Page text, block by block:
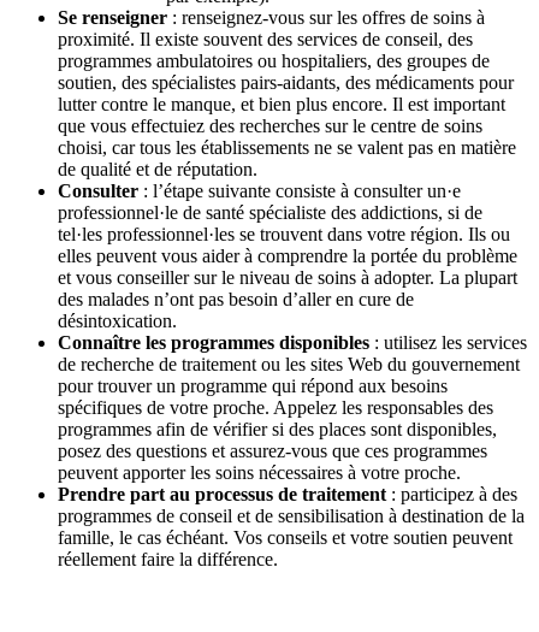
Se renseigner : renseignez-vous sur les offres de soins à
proximité. Il existe souvent des services de conseil, des
programmes ambulatoires ou hospitaliers, des groupes de
soutien, des spécialistes pairs-aidants, des médicaments pour
lutter contre le manque, et bien plus encore. Il est important
que vous effectuiez des recherches sur le centre de soins
choisi, car tous les établissements ne se valent pas en matière
de qualité et de réputation.
Consulter : l’étape suivante consiste à consulter un·e
professionnel·le de santé spécialiste des addictions, si de
tel·les professionnel·les se trouvent dans votre région. Ils ou
elles peuvent vous aider à comprendre la portée du problème
et vous conseiller sur le niveau de soins à adopter. La plupart
des malades n’ont pas besoin d’aller en cure de
désintoxication.
Connaître les programmes disponibles : utilisez les services
de recherche de traitement ou les sites Web du gouvernement
pour trouver un programme qui répond aux besoins
spécifiques de votre proche. Appelez les responsables des
programmes afin de vérifier si des places sont disponibles,
posez des questions et assurez-vous que ces programmes
peuvent apporter les soins nécessaires à votre proche.
Prendre part au processus de traitement : participez à des
programmes de conseil et de sensibilisation à destination de la
famille, le cas échéant. Vos conseils et votre soutien peuvent
réellement faire la différence.